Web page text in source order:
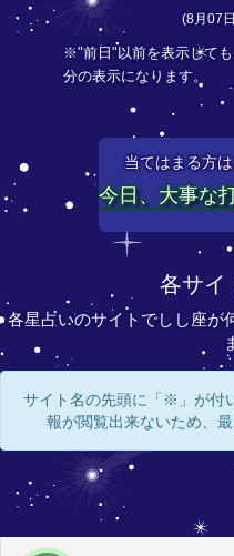
(8月07
※"前日"以前を表示して
分の表示になります。
当てはまる方
今日、大事な
各サイ
各星占いのサイトでしし座が
サイト名の先頭に「※」が付
報が閲覧出来ないため、